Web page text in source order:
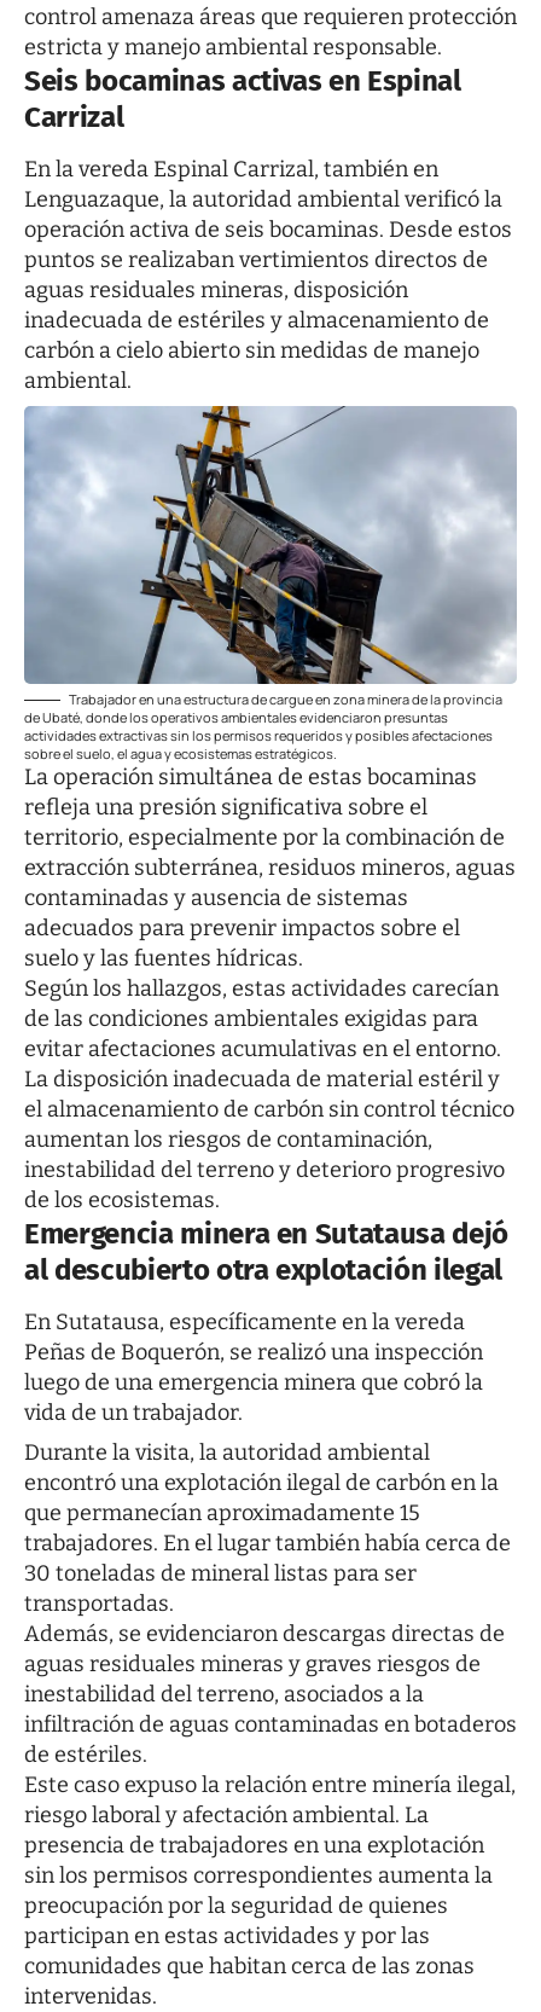
control amenaza áreas que requieren protección
estricta y manejo ambiental responsable.
Seis bocaminas activas en Espinal
Carrizal
En la vereda Espinal Carrizal, también en
Lenguazaque, la autoridad ambiental verificó la
operación activa de seis bocaminas. Desde estos
puntos se realizaban vertimientos directos de
aguas residuales mineras, disposición
inadecuada de estériles y almacenamiento de
carbón a cielo abierto sin medidas de manejo
ambiental.
Trabajador en una estructura de cargue en zona minera de la provincia
de Ubaté, donde los operativos ambientales evidenciaron presuntas
actividades extractivas sin los permisos requeridos y posibles afectaciones
sobre el suelo, el agua y ecosistemas estratégicos.
La operación simultánea de estas bocaminas
refleja una presión significativa sobre el
territorio, especialmente por la combinación de
extracción subterránea, residuos mineros, aguas
contaminadas y ausencia de sistemas
adecuados para prevenir impactos sobre el
suelo y las fuentes hídricas.
Según los hallazgos, estas actividades carecían
de las condiciones ambientales exigidas para
evitar afectaciones acumulativas en el entorno.
La disposición inadecuada de material estéril y
el almacenamiento de carbón sin control técnico
aumentan los riesgos de contaminación,
inestabilidad del terreno y deterioro progresivo
de los ecosistemas.
Emergencia minera en Sutatausa dejó
al descubierto otra explotación ilegal
En Sutatausa, específicamente en la vereda
Peñas de Boquerón, se realizó una inspección
luego de una emergencia minera que cobró la
vida de un trabajador.
Durante la visita, la autoridad ambiental
encontró una explotación ilegal de carbón en la
que permanecían aproximadamente 15
trabajadores. En el lugar también había cerca de
30 toneladas de mineral listas para ser
transportadas.
Además, se evidenciaron descargas directas de
aguas residuales mineras y graves riesgos de
inestabilidad del terreno, asociados a la
infiltración de aguas contaminadas en botaderos
de estériles.
Este caso expuso la relación entre minería ilegal,
riesgo laboral y afectación ambiental. La
presencia de trabajadores en una explotación
sin los permisos correspondientes aumenta la
preocupación por la seguridad de quienes
participan en estas actividades y por las
comunidades que habitan cerca de las zonas
intervenidas.